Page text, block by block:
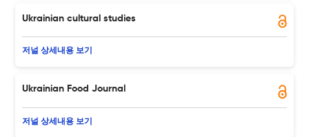
Ukrainian cultural studies
저널 상세내용 보기
Ukrainian Food Journal
저널 상세내용 보기